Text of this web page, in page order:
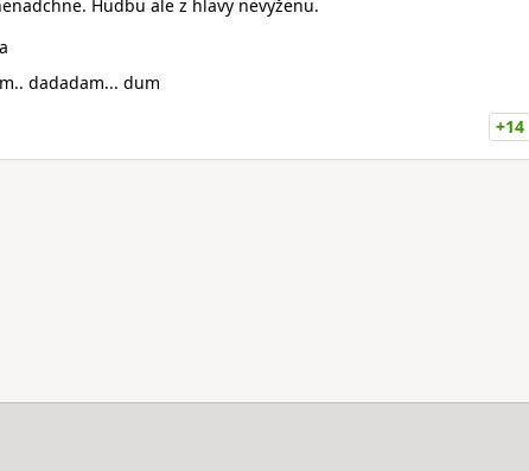
Hudbu ale z hlavy nevyženu.
dadadam... dum
+14